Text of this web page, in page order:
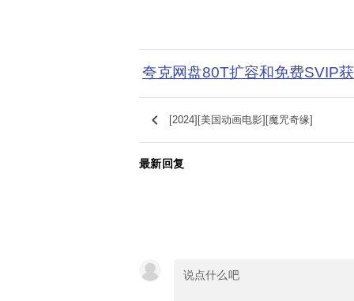
夸克网盘80T扩容和免费SVIP
keyboard_arrow_left [2024][美国动画电影][魔咒奇缘]
最新回复